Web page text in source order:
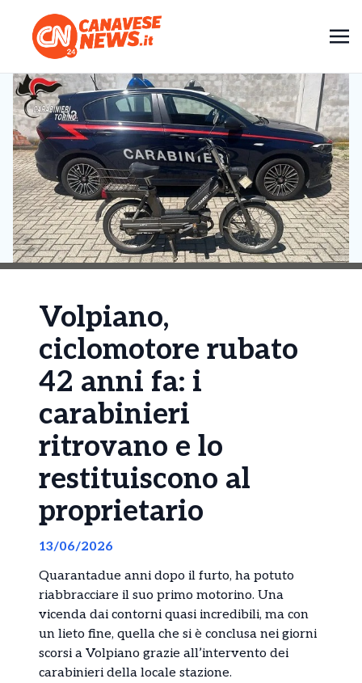
Volpiano,
ciclomotore rubato
42 anni fa: i
carabinieri
ritrovano e lo
restituiscono al
proprietario
13/06/2026
Quarantadue anni dopo il furto, ha potuto
riabbracciare il suo primo motorino. Una
vicenda dai contorni quasi incredibili, ma con
un lieto fine, quella che si è conclusa nei giorni
scorsi a Volpiano grazie all’intervento dei
carabinieri della locale stazione.